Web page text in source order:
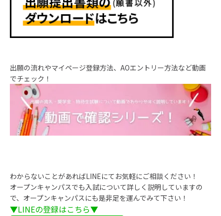
出願の流れやマイページ登録方法、AOエントリー方法など動画
でチェック！
わからないことがあればLINEにてお気軽にご相談ください！
オープンキャンパスでも入試について詳しく説明していますの
で、オープンキャンパスにも是非足を運んでみて下さい！
▼LINEの登録はこちら▼